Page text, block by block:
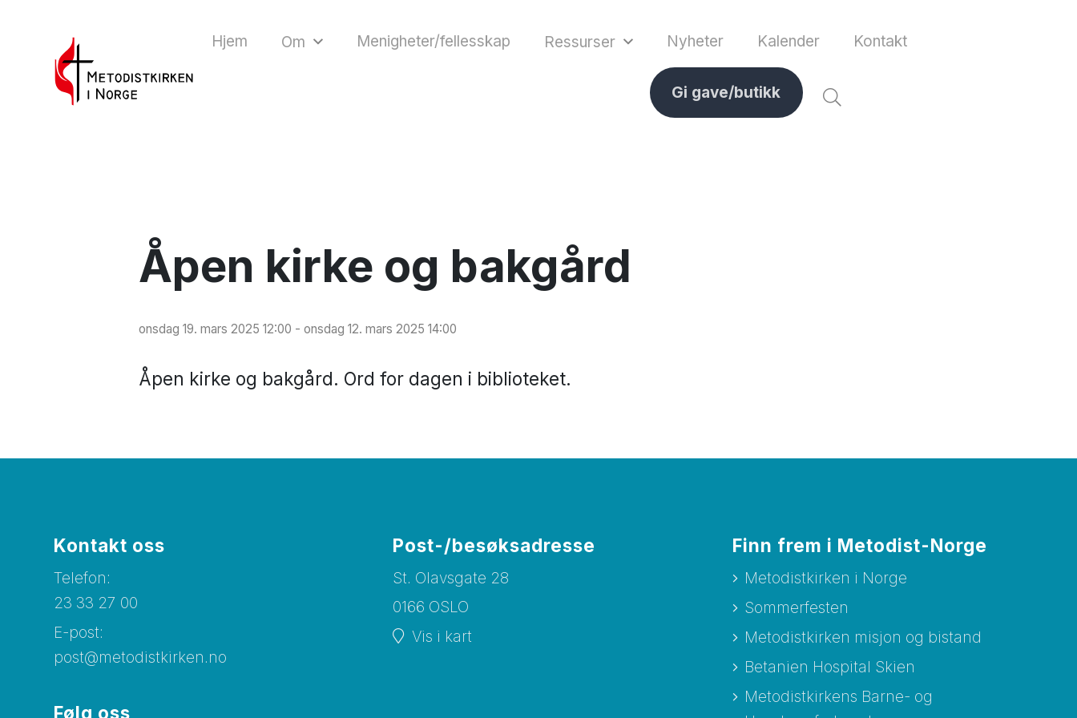
Hjem Om Menigheter/fellesskap Ressurser Nyheter Kalender Kontakt
Gi gave/butikk
Åpen kirke og bakgård
onsdag 19. mars 2025 12:00 - onsdag 12. mars 2025 14:00
Åpen kirke og bakgård. Ord for dagen i biblioteket.
Kontakt oss
Telefon:
23 33 27 00
E-post:
post@metodistkirken.no
Følg oss
Post-/besøksadresse
St. Olavsgate 28
0166 OSLO
Vis i kart
Finn frem i Metodist-Norge
Metodistkirken i Norge
Sommerfesten
Metodistkirken misjon og bistand
Betanien Hospital Skien
Metodistkirkens Barne- og